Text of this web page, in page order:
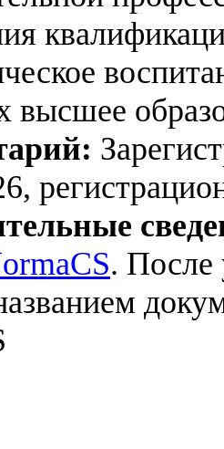
. После